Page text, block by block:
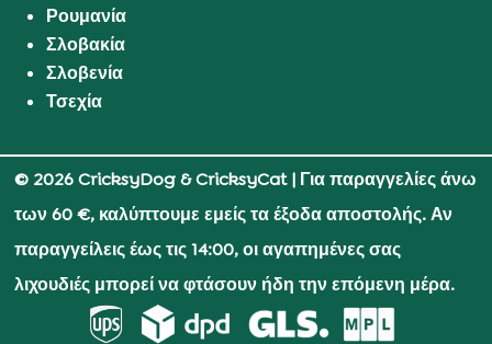
Ρουμανία
Σλοβακία
Σλοβενία
Τσεχία
© 2026 CricksyDog & CricksyCat| Για παραγγελίες άνω
των 60 €, καλύπτουμε εμείς τα έξοδα αποστολής. Αν
παραγγείλεις έως τις 14:00, οι αγαπημένες σας
λιχουδιές μπορεί να φτάσουν ήδη την επόμενη μέρα.